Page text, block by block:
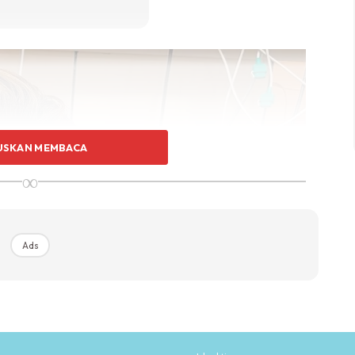
MEMBACA
∞
Ads